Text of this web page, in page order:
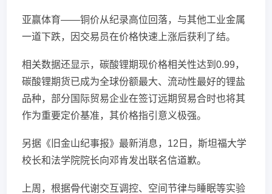
亚赢体育——铜价从纪录高位回落，与其他工业金属
一道下跌，因交易员在价格快速上涨后获利了结。
相关数据还显示，碳酸锂期现价格相关性达到0.99，
碳酸锂期货已成为全球份额最大、流动性最好的锂盐
品种，部分国际贸易企业在签订远期贸易合时也将其
作为重要定价基准，其价格指引意义极强。
另据《旧金山纪事报》最新消息，12日，斯坦福大学
校长和法学院院长向邓肯发出联名信道歉。
上周，根据骨代谢交互调控、空间节律与睡眠等实验